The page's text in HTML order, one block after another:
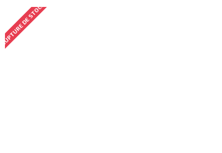
DE STOCK